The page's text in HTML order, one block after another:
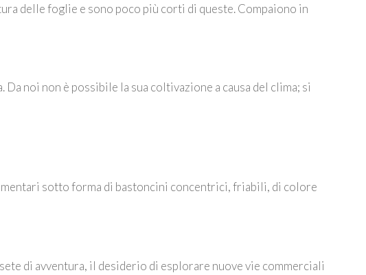
delle foglie e sono poco più corti di queste. Compaiono in
noi non è possibile la sua coltivazione a causa del clima; si
sotto forma di bastoncini concentrici, friabili, di colore
di avventura, il desiderio di esplorare nuove vie commerciali